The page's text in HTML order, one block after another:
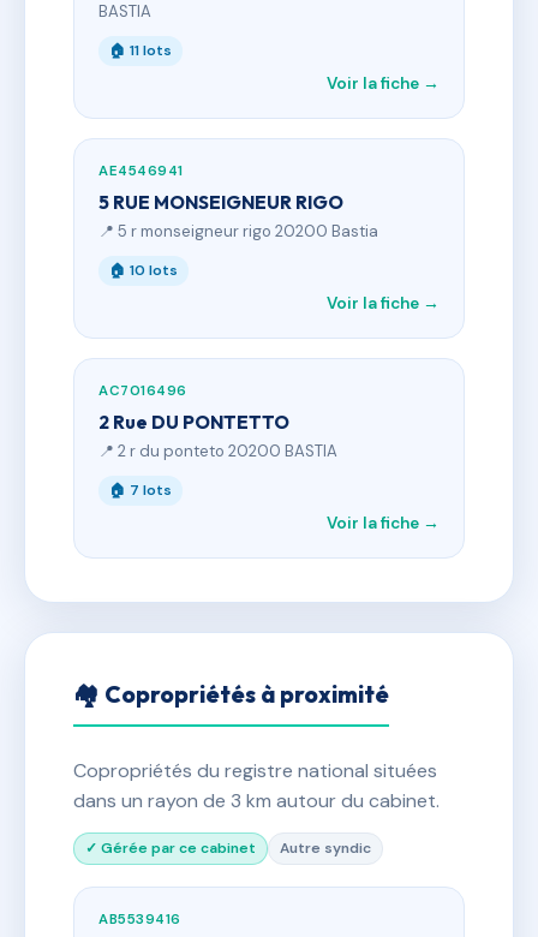
BASTIA
🏠 11 lots
Voir la fiche →
AE4546941
5 RUE MONSEIGNEUR RIGO
📍 5 r monseigneur rigo 20200 Bastia
🏠 10 lots
Voir la fiche →
AC7016496
2 Rue DU PONTETTO
📍 2 r du ponteto 20200 BASTIA
🏠 7 lots
Voir la fiche →
🏘 Copropriétés à proximité
Copropriétés du registre national situées
dans un rayon de 3 km autour du cabinet.
✓ Gérée par ce cabinet Autre syndic
AB5539416